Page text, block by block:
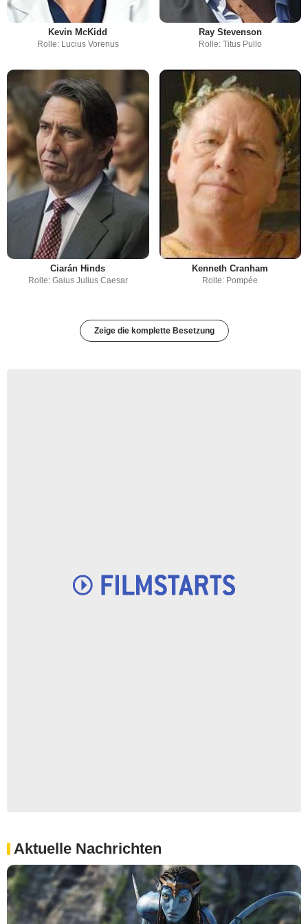
Kevin McKidd
Rolle: Lucius Vorenus
Ray Stevenson
Rolle: Titus Pullo
Ciarán Hinds
Rolle: Gaius Julius Caesar
Kenneth Cranham
Rolle: Pompée
Zeige die komplette Besetzung
Aktuelle Nachrichten